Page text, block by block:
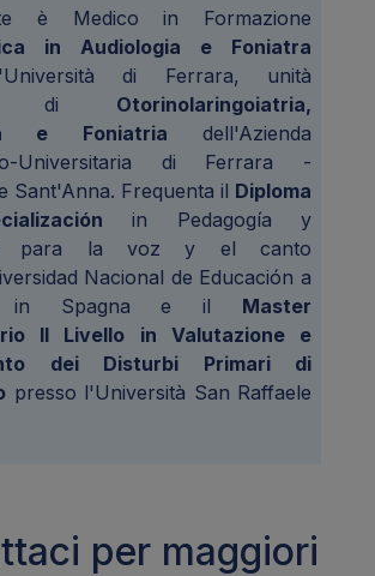
è Medico in Formazione
in Audiologia e Foniatra
di Ferrara, unità
di Otorinolaringoiatria,
e Foniatria dell'Azienda
Universitaria di Ferrara -
Sant'Anna. Frequenta il Diploma
in Pedagogía y
para la voz y el canto
Nacional de Educación a
in Spagna e il Master
II Livello in Valutazione e
dei Disturbi Primari di
presso l'Università San Raffaele
per maggiori